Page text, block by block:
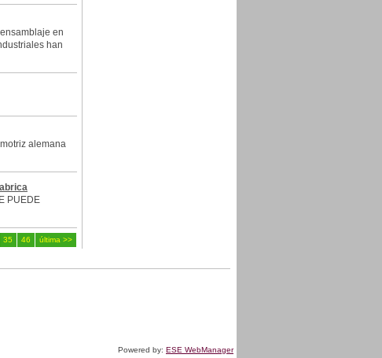
en
han
alemana
PUEDE
35 46 última >>
Powered by: ESE WebManager